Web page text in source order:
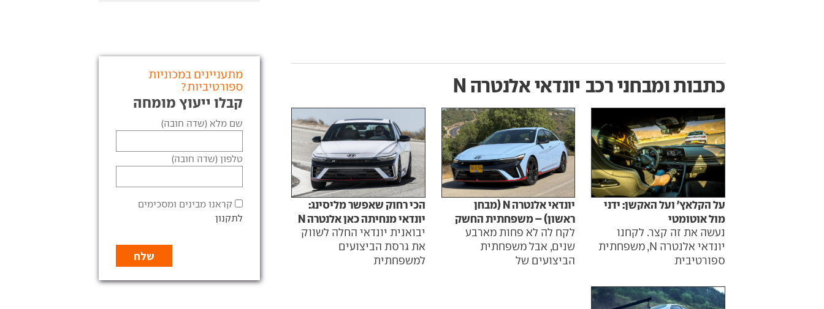
כתבות ומבחני רכב יונדאי אלנטרה N
על הקלאץ' ועל האקשן: ידני
מול אוטומטי
נעשה את זה קצר. לקחנו
יונדאי אלנטרה N, משפחתית
ספורטיבית
יונדאי אלנטרה N (מבחן
ראשון) – משפחתית החשק
לקח לה לא פחות מארבע
שנים, אבל משפחתית
הביצועים של
הכי רחוק שאפשר מליסינג:
יונדאי מנחיתה כאן אלנטרה N
יבואנית יונדאי החלה לשווק
את גרסת הביצועים
למשפחתית
מתעניינים במכוניות
ספורטיביות?
קבלו ייעוץ מומחה
שם מלא (שדה חובה)
טלפון (שדה חובה)
קראנו מבינים ומסכימים
לתקנון